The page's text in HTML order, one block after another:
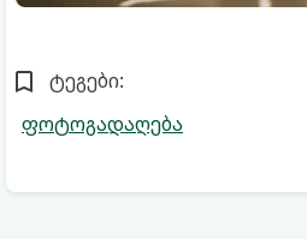
ტეგები:
ფოტოგადაღება